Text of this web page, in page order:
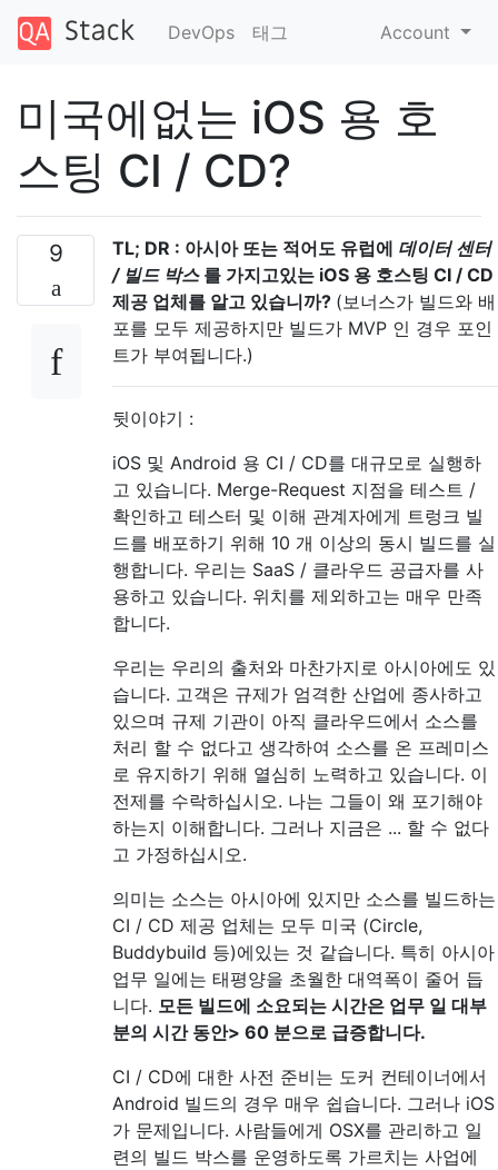
DevOps 태그 Account
미국에없는 iOS 용 호
스팅 CI / CD?
9 TL; DR : 아시아 또는 적어도 유럽에 데이터 센터
/ 빌드 박스를 가지고있는 iOS 용 호스팅 CI / CD
제공 업체를 알고 있습니까? (보너스가 빌드와 배
포를 모두 제공하지만 빌드가 MVP 인 경우 포인
트가 부여됩니다.)
뒷이야기 :
iOS 및 Android 용 CI / CD를 대규모로 실행하
고 있습니다. Merge-Request 지점을 테스트 /
확인하고 테스터 및 이해 관계자에게 트렁크 빌
드를 배포하기 위해 10 개 이상의 동시 빌드를 실
행합니다. 우리는 SaaS / 클라우드 공급자를 사
용하고 있습니다. 위치를 제외하고는 매우 만족
합니다.
우리는 우리의 출처와 마찬가지로 아시아에도 있
습니다. 고객은 규제가 엄격한 산업에 종사하고
있으며 규제 기관이 아직 클라우드에서 소스를
처리 할 수 ​​없다고 생각하여 소스를 온 프레미스
로 유지하기 위해 열심히 노력하고 있습니다. 이
전제를 수락하십시오. 나는 그들이 왜 포기해야
하는지 이해합니다. 그러나 지금은 ... 할 수 없다
고 가정하십시오.
의미는 소스는 아시아에 있지만 소스를 빌드하는
CI / CD 제공 업체는 모두 미국 (Circle,
Buddybuild 등)에있는 것 같습니다. 특히 아시아
업무 일에는 태평양을 초월한 대역폭이 줄어 듭
니다. 모든 빌드에 소요되는 시간은 업무 일 대부
분의 시간 동안> 60 분으로 급증합니다.
CI / CD에 대한 사전 준비는 도커 컨테이너에서
Android 빌드의 경우 매우 쉽습니다. 그러나 iOS
가 문제입니다. 사람들에게 OSX를 관리하고 일
련의 빌드 박스를 운영하도록 가르치는 사업에